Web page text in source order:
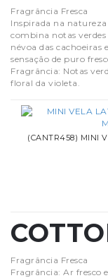
Fragrância Fresca
Inspirada na
combina notas verdes
névoa das cachoeiras
sensação de puro
Fragrância: Notas
floral da violeta.
(CANTR458) MINI
Fragrância Fresca
Fragrância: Ar fresco